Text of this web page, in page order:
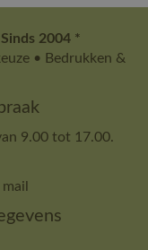
2004 *
• Bedrukken &
9.00 tot 17.00.